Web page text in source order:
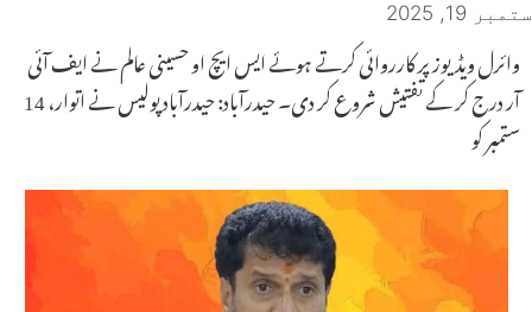
ستمبر 19, 2025
وائرل ویڈیوز پر کارروائی کرتے ہوئے ایس ایچ او حسینی عالم نے ایف آئی
آر درج کر کے تفتیش شروع کر دی۔ حیدرآباد: حیدرآباد پولیس نے اتوار، 14
ستمبر کو